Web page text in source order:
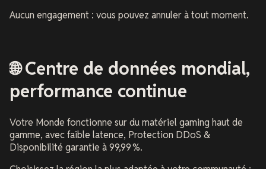
Aucun engagement : vous pouvez annuler à tout moment.
🌐 Centre de données mondial,
performance continue
Votre Monde fonctionne sur du matériel gaming haut de
gamme, avec faible latence, Protection DDoS &
Disponibilité garantie à 99,99 %.